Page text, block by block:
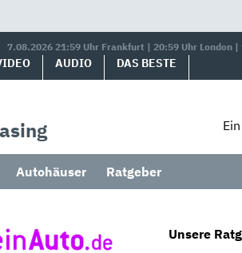
7.08.2026 21:59 Uhr Frankfurt | 20:59 Uhr London
AUDIO DAS BESTE
Autohäuser Ratgeber
Unsere